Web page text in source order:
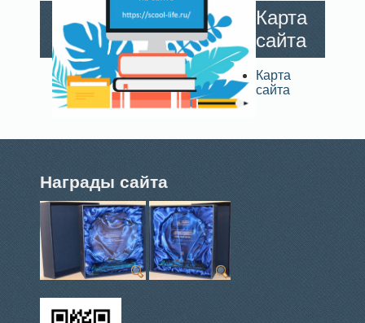
Карта
сайта
Карта
сайта
Награды сайта